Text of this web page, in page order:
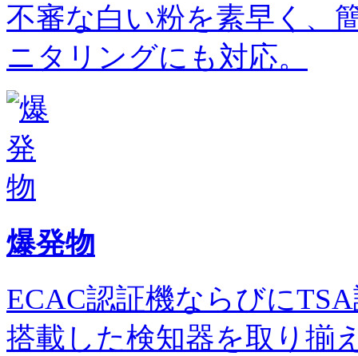
不審な白い粉を素早く、
ニタリングにも対応。
爆発物
ECAC認証機ならびに
搭載した検知器を取り揃